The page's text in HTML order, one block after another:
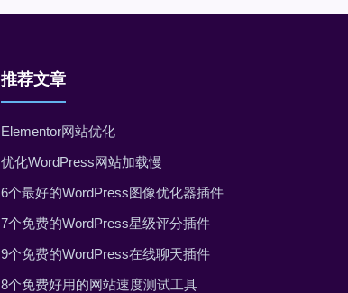
推荐文章
Elementor网站优化
优化WordPress网站加载慢
6个最好的WordPress图像优化器插件
7个免费的WordPress星级评分插件
9个免费的WordPress在线聊天插件
8个免费好用的网站速度测试工具